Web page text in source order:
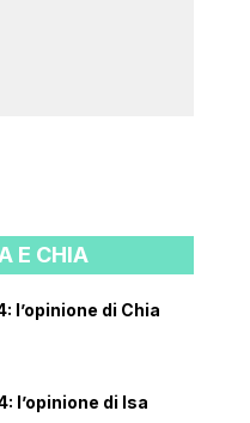
E CHIA
l’opinione di Chia
l’opinione di Isa